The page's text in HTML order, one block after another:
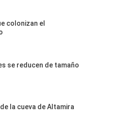
colonizan el
se reducen de tamaño
la cueva de Altamira